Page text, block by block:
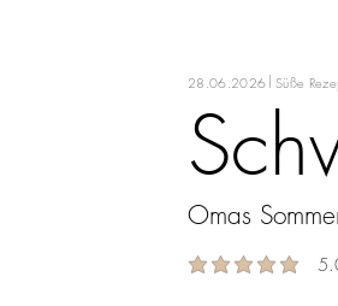
28.06.2026 |Süße
Omas
average rating is